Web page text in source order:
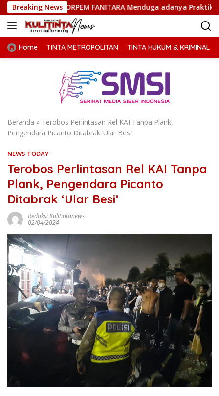
Langsung
ke
konten
Breaking News
FANITARA Menduga adanya Praktik Nepotisme
Home TINTA METROPOLITAN TINTA HUKUM & KRIMINAL
Beranda » Terobos Perlintasan Rel KAI Tanpa Plank,
Pengendara Picanto Ditabrak ‘Ular Besi’
NEWS TODAY
Terobos Perlintasan Rel KAI Tanpa
Plank, Pengendara Picanto
Ditabrak ‘Ular Besi’
Redaksi Kulitintanews
02/04/2024